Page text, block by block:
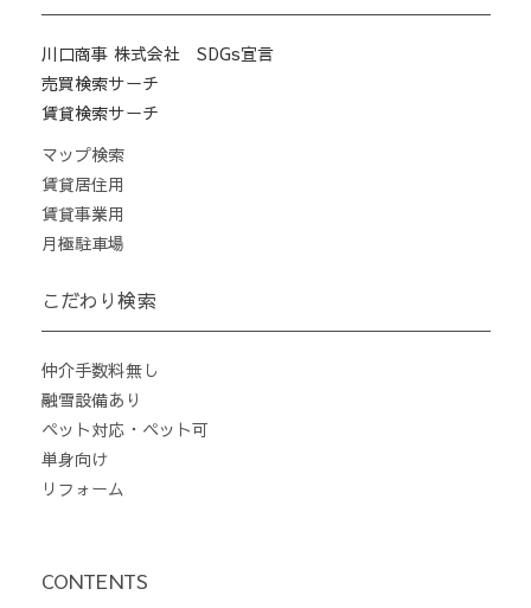
川口商事 株式会社 SDGs宣言
売買検索サーチ
賃貸検索サーチ
マップ検索
賃貸居住用
賃貸事業用
月極駐車場
こだわり検索
仲介手数料無し
融雪設備あり
ペット対応・ペット可
単身向け
リフォーム
CONTENTS